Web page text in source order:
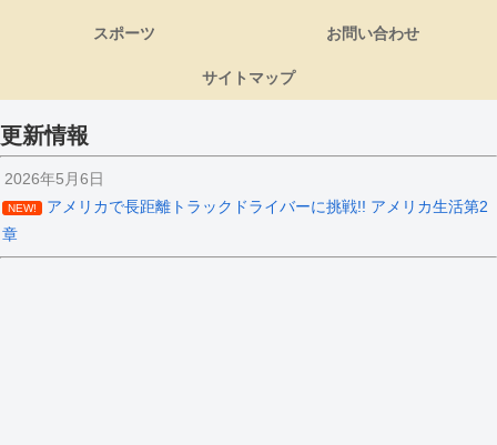
スポーツ お問い合わせ
サイトマップ
更新情報
2026年5月6日
NEW!
アメリカで長距離トラックドライバーに挑戦!! アメリカ生活第2
章